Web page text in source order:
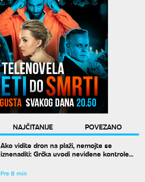
NAJČITANIJE
POVEZANO
Ako vidite dron na plaži, nemojte se
iznenaditi: Grčka uvodi neviđene kontrole
Pre 8 min